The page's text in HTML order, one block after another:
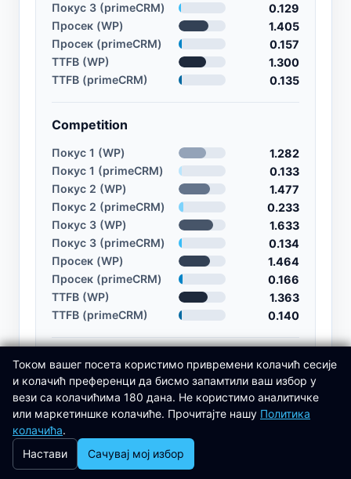
Покус 3 (primeCRM)
0.129
Просек (WP)
1.405
Просек (primeCRM)
0.157
TTFB (WP)
1.300
TTFB (primeCRM)
0.135
Competition
Покус 1 (WP)
1.282
Покус 1 (primeCRM)
0.133
Покус 2 (WP)
1.477
Покус 2 (primeCRM)
0.233
Покус 3 (WP)
1.633
Покус 3 (primeCRM)
0.134
Просек (WP)
1.464
Просек (primeCRM)
0.166
TTFB (WP)
1.363
TTFB (primeCRM)
0.140
Instructors
Покус 1 (WP)
1.992
Покус 1 (primeCRM)
0.203
Покус 2 (WP)
Покус 2 (primeCRM)
Покус 3 (WP)
Током вашег посета користимо привремени колачић сесије
и колачић преференци да бисмо запамтили ваш избор у
вези са колачићима 180 дана. Не користимо аналитичке
или маркетиншке колачиће. Прочитајте нашу Политика
колачића.
Настави
Сачувај мој избор